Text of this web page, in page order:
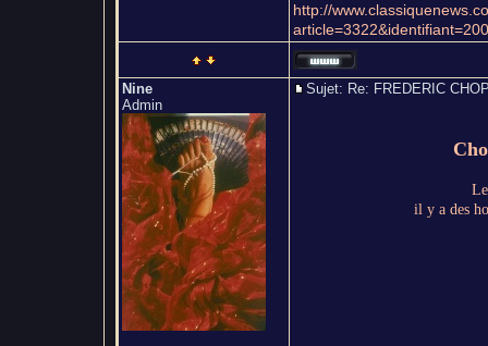
http://
Nine
Admin
Sujet: Re: FREDERIC
il y a des